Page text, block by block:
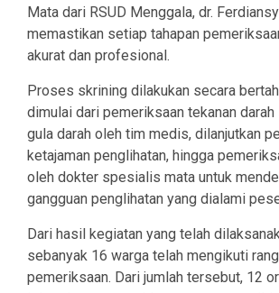
Mata dari RSUD Menggala, dr.
memastikan setiap tahapan
akurat dan profesional.
Proses skrining dilakukan secara
dimulai dari pemeriksaan tekanan
gula darah oleh tim medis, dilanjutkan
ketajaman penglihatan, hingga
oleh dokter spesialis mata untuk
gangguan penglihatan yang dialami
Dari hasil kegiatan yang telah
sebanyak 16 warga telah mengikuti
pemeriksaan. Dari jumlah tersebut, 12